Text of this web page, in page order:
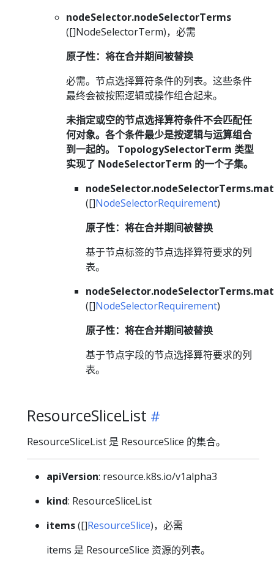
nodeSelector.nodeSelectorTerms
([]NodeSelectorTerm)，必需
原子性：将在合并期间被替换
必需。节点选择算符条件的列表。这些条件
最终会被按照逻辑或操作组合起来。
未指定或空的节点选择算符条件不会匹配任
何对象。各个条件最少是按逻辑与运算组合
到一起的。 TopologySelectorTerm 类型
实现了 NodeSelectorTerm 的一个子集。
([]NodeSelectorRequirement)
原子性：将在合并期间被替换
基于节点标签的节点选择算符要求的列
表。
([]NodeSelectorRequirement)
原子性：将在合并期间被替换
基于节点字段的节点选择算符要求的列
表。
ResourceSliceList
ResourceSliceList 是 ResourceSlice 的集合。
apiVersion: resource.k8s.io/v1alpha3
kind: ResourceSliceList
items([]ResourceSlice)，必需
items 是 ResourceSlice 资源的列表。